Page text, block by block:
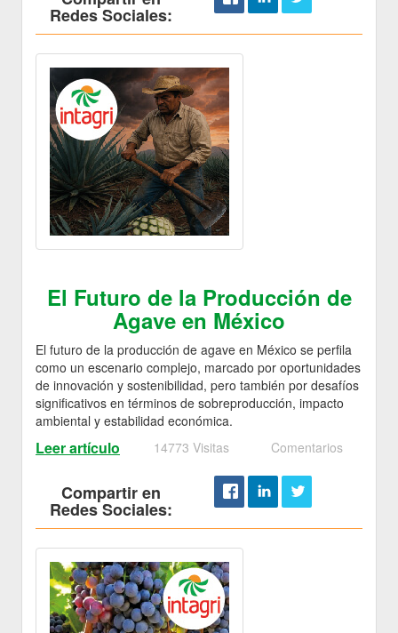
Redes Sociales:
El Futuro de la Producción de
Agave en México
El futuro de la producción de agave en México se perfila
como un escenario complejo, marcado por oportunidades
de innovación y sostenibilidad, pero también por desafíos
significativos en términos de sobreproducción, impacto
ambiental y estabilidad económica.
Leer artículo 14773 Visitas Comentarios
Compartir en
Redes Sociales: